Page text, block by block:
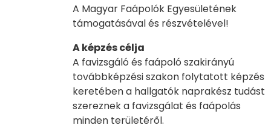
A Magyar Faápolók Egyesületének
támogatásával és részvételével!
A képzés célja
A favizsgáló és faápoló szakirányú
továbbképzési szakon folytatott képzés
keretében a hallgatók naprakész tudást
szereznek a favizsgálat és faápolás
minden területéről.